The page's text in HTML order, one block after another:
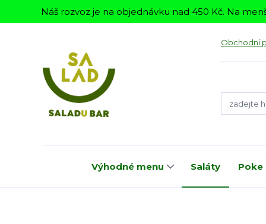
Náš rozvoz je na objednávku nad 450 Kč. Na
Obchodní
Výhodné menu Saláty Poke